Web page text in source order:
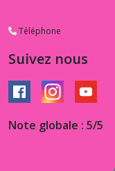
Téléphone
Suivez nous
Note globale : 5/5